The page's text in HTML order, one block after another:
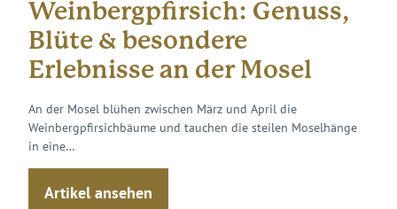
Weinbergpfirsich: Genuss,
Blüte & besondere
Erlebnisse an der Mosel
An der Mosel blühen zwischen März und April die
Weinbergpfirsichbäume und tauchen die steilen Moselhänge
in eine…
Artikel ansehen